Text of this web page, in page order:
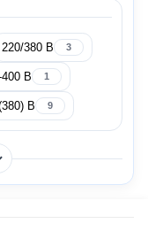
220/380 В 3
400 В 1
В 9